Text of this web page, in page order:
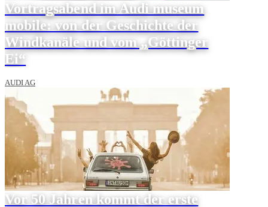
Vortragsabend im Audi museum
mobile: von der Geschichte der
Windkanäle und vom „Göttinger
Ei“
AUDI AG
Vor 50 Jahren kommt der erste